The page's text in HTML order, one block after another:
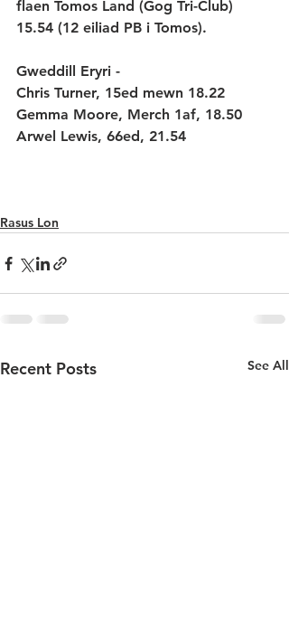
flaen Tomos Land (Gog Tri-Club)
15.54 (12 eiliad PB i Tomos).
Gweddill Eryri -
Chris Turner, 15ed mewn 18.22
Gemma Moore, Merch 1af, 18.50
Arwel Lewis, 66ed, 21.54
Rasus Lon
Recent Posts See All